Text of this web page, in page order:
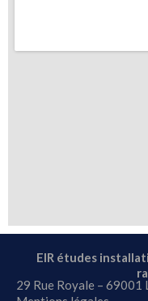
EIR études
29 Rue Royale – 69001